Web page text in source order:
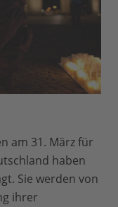
am 31. März für
haben
Sie werden von
ihrer